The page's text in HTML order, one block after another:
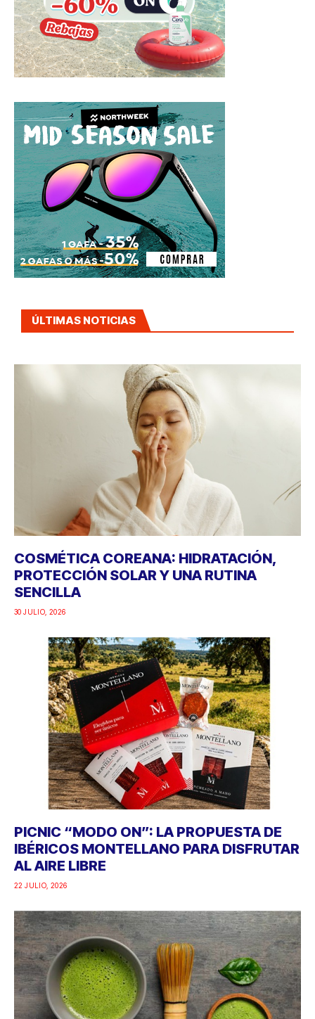
ÚLTIMAS NOTICIAS
COSMÉTICA COREANA: HIDRATACIÓN,
PROTECCIÓN SOLAR Y UNA RUTINA
SENCILLA
30 JULIO, 2026
PICNIC “MODO ON”: LA PROPUESTA DE
IBÉRICOS MONTELLANO PARA DISFRUTAR
AL AIRE LIBRE
22 JULIO, 2026